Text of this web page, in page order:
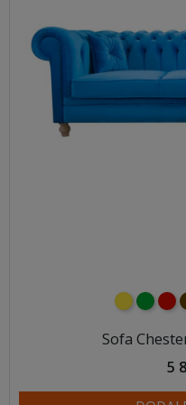
żółtyzielony
Sofa
5